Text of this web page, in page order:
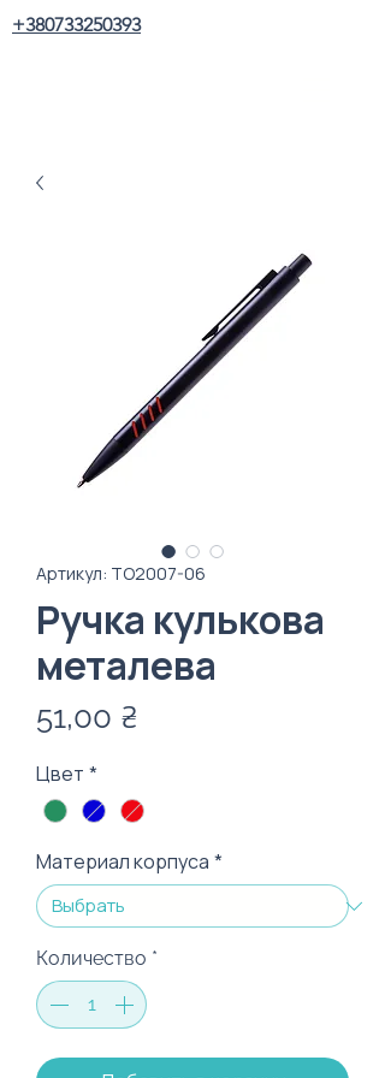
+380733250393
Артикул: ТО2007-06
Ручка кулькова
металева
51,00 ₴
Цвет *
Материал корпуса *
Количество *